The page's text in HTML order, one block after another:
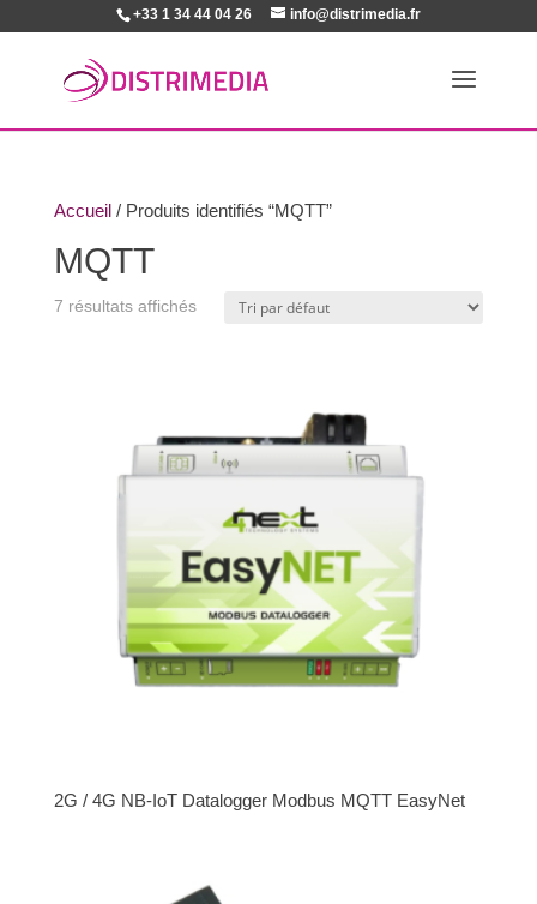
+33 1 34 44 04 26 info@distrimedia.fr
Accueil/ Produits identifiés “MQTT”
MQTT
7 résultats affichés
2G / 4G NB-IoT Datalogger Modbus MQTT EasyNet